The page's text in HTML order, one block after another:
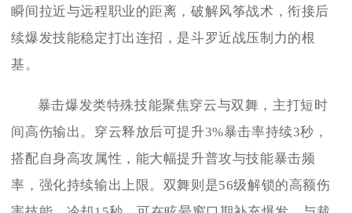
瞬间拉近与远程职业的距离，破解风筝战术，衔接后
续爆发技能稳定打出连招，是斗罗近战压制力的根
基。
暴击爆发类特殊技能聚焦穿云与双舞，主打短时
间高伤输出。穿云释放后可提升3%暴击率持续3秒，
搭配自身高攻属性，能大幅提升普攻与技能暴击频
率，强化持续输出上限。双舞则是56级解锁的高额伤